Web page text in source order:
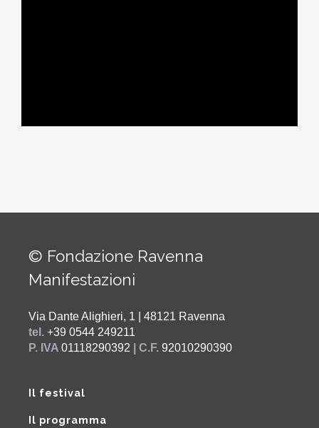
© Fondazione Ravenna
Manifestazioni
Via Dante Alighieri, 1 | 48121 Ravenna
tel. +39 0544 249211
P. IVA 01118290392 | C.F. 92010290390
Il festival
Il programma